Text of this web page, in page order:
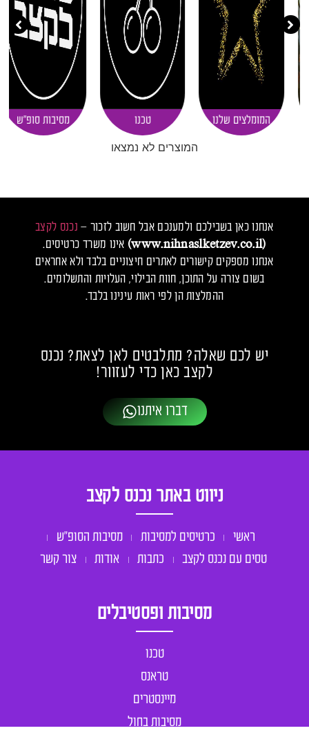
המומלצים שלנו טכנו מסיבות סופ"ש
המוצרים לא נמצאו
אנחנו כאן בשבילכם ולמענכם אבל חשוב לזכור – נכנס לקצב
(www.nihnaslketzev.co.il)
אינו משרד כרטיסים.
אנחנו מספקים קישורים לאתרים חיצוניים בלבד ולא אחראים
בשום צורה על התוכן, חוות הבילוי, העלויות והתשלומים.
ההמלצות הן לפי ראות עינינו בלבד.
יש לכם שאלה? מתלבטים לאן לצאת? נכנס
לקצב כאן כדי לעזוור!
דברו איתנו
מסיבות ופסטיבלים
טכנו
טראנס
מיינסטרים
מסיבות בחול
ניווט באתר נכנס לקצב
ראשי כרטיסים למסיבות
מסיבות הסופ״ש
טסים עם נכנס לקצב
כתבות אודות צור קשר